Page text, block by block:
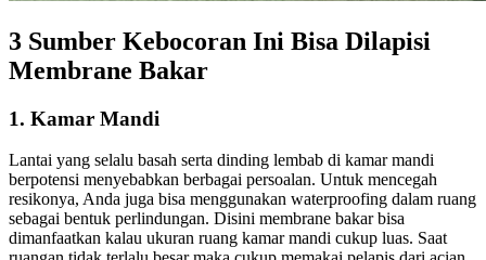
3 Sumber Kebocoran Ini Bisa Dilapisi
Membrane Bakar
1. Kamar Mandi
Lantai yang selalu basah serta dinding lembab di kamar mandi
berpotensi menyebabkan berbagai persoalan. Untuk mencegah
resikonya, Anda juga bisa menggunakan waterproofing dalam ruang
sebagai bentuk perlindungan. Disini membrane bakar bisa
dimanfaatkan kalau ukuran ruang kamar mandi cukup luas. Saat